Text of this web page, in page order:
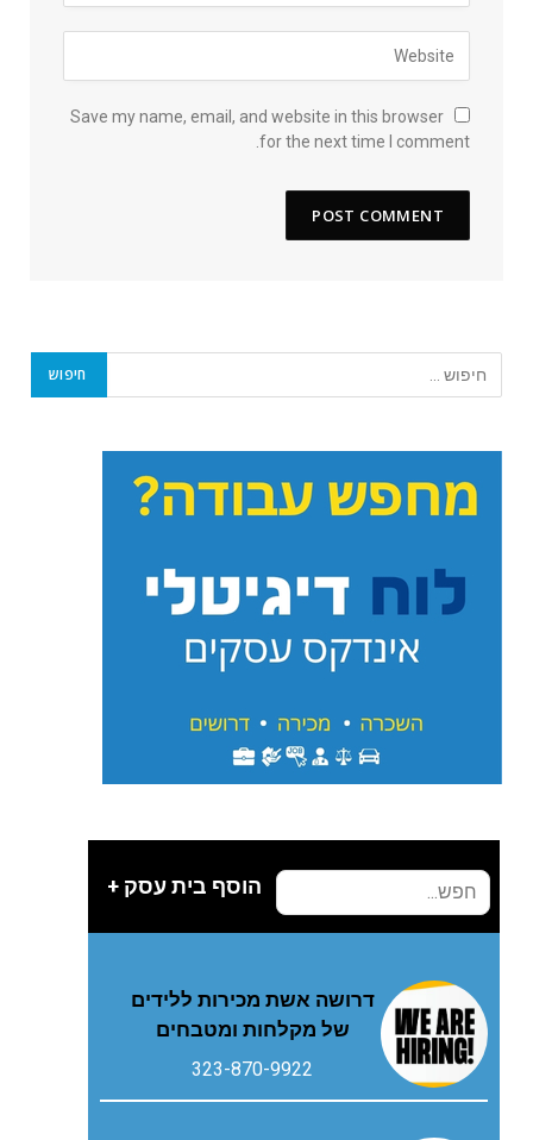
Save my name, email, and website in this browser
for the next time I comment.
הוסף בית עסק +
דרושה אשת מכירות ללידים
של מקלחות ומטבחים
323-870-9922